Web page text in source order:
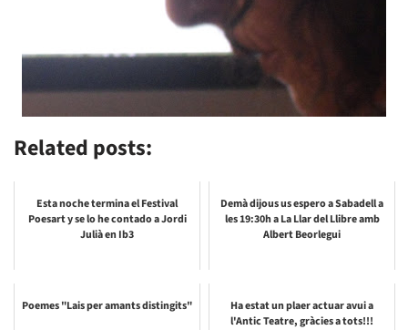
Related posts:
Esta noche termina el Festival
Poesart y se lo he contado a Jordi
Julià en Ib3
Demà dijous us espero a Sabadell a
les 19:30h a La Llar del Llibre amb
Albert Beorlegui
Poemes "Lais per amants distingits"
Ha estat un plaer actuar avui a
l'Antic Teatre, gràcies a tots!!!